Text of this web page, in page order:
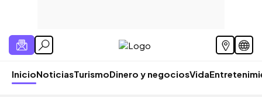
InicioNoticiasTurismoDinero y negociosVida